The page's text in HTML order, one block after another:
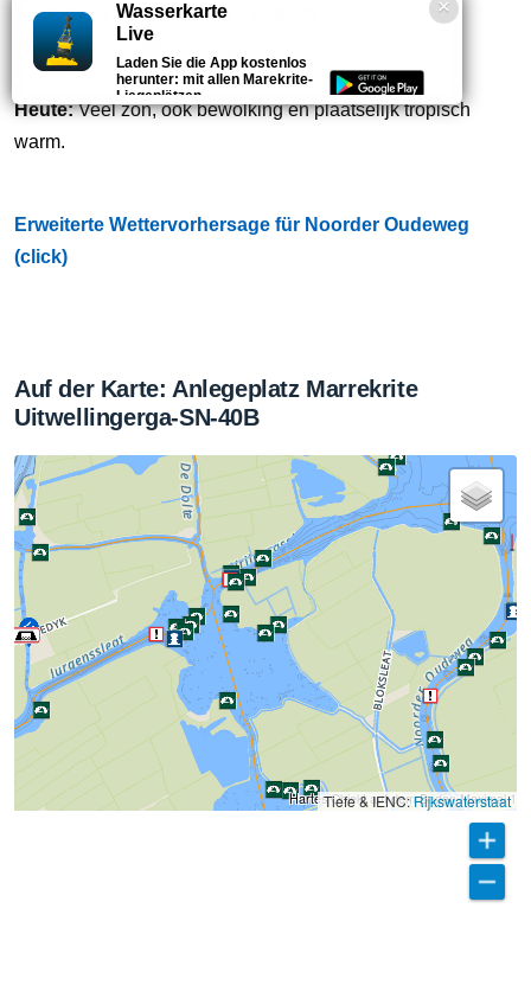
Windstärke 3 bft|Knoten
WindrichtungZW
Heute:Veel zon, ook bewolking en plaatselijk tropisch
warm.
Erweiterte Wettervorhersage für Noorder Oudeweg
(click)
Auf der Karte: Anlegeplatz Marrekrite
Uitwellingerga-SN-40B
Hartes Objekt auf dem Boden Maximal
Tiefe & IENC:Rijkswaterstaat
Wasserkarte
Live
Laden Sie die App kostenlos
herunter: mit allen Marekrite-
Liegeplätzen.